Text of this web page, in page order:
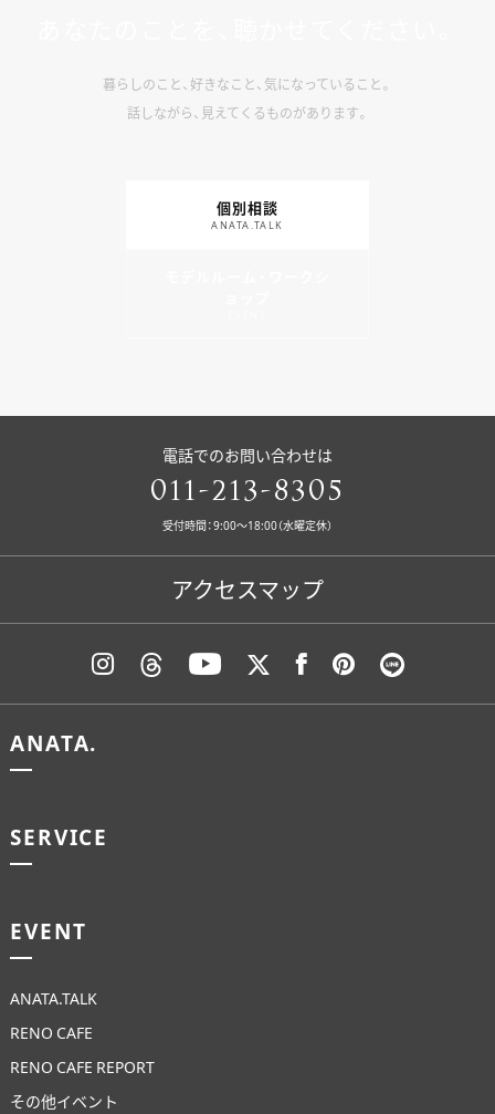
暮らしのこと、好きなこと、気になっていること。
話しながら、見えてくるものがあります。
個別相談
ANATA.TALK
電話でのお問い合わせは
011-213-8305
受付時間：9:00〜18:00（水曜定休）
アクセスマップ
ANATA.
SERVICE
EVENT
ANATA.TALK
RENO CAFE
RENO CAFE REPORT
その他イベント